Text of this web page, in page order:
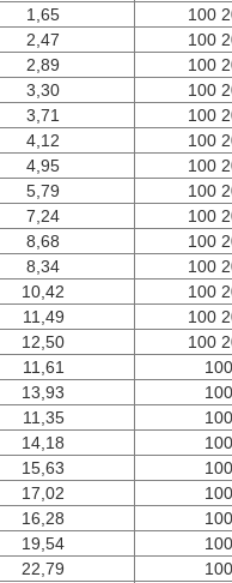
1,65
100
2,47
100
2,89
100
3,30
100
3,71
100
4,12
100
4,95
100
5,79
100
7,24
100
8,68
100
8,34
100
10,42
100
11,49
100
12,50
100
11,61
13,93
11,35
14,18
15,63
17,02
16,28
19,54
22,79